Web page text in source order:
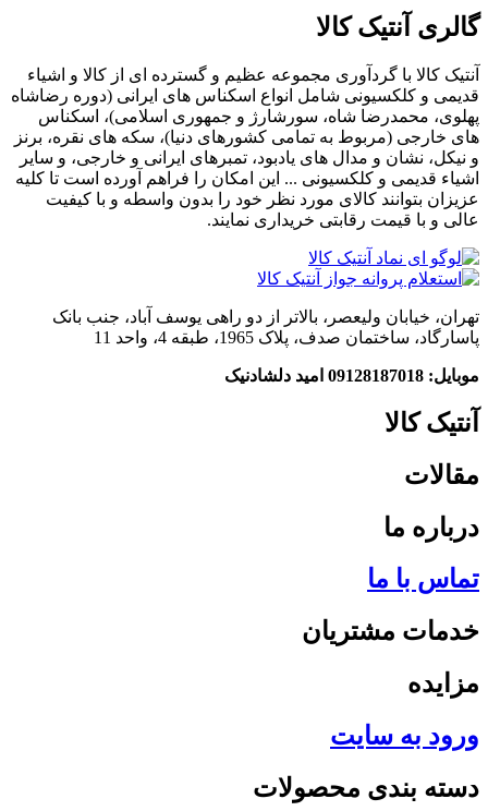
گالری آنتیک کالا
آنتیک کالا با گردآوری مجموعه عظیم و گسترده ای از کالا و اشیاء
قدیمی و کلکسیونی شامل انواع اسکناس های ایرانی (دوره رضاشاه
پهلوی، محمدرضا شاه، سورشارژ و جمهوری اسلامی)، اسکناس
های خارجی (مربوط به تمامی کشورهای دنیا)، سکه های نقره، برنز
و نیکل، نشان و مدال های یادبود، تمبرهای ایرانی و خارجی، و سایر
اشیاء قدیمی و کلکسیونی ... این امکان را فراهم آورده است تا کلیه
عزیزان بتوانند کالای مورد نظر خود را بدون واسطه و با کیفیت
عالی و با قیمت رقابتی خریداری نمایند.
تهران، خیابان ولیعصر، بالاتر از دو راهی یوسف آباد، جنب بانک
پاسارگاد، ساختمان صدف، پلاک 1965، طبقه 4، واحد 11
موبایل: 09128187018 امید دلشادنیک
آنتیک کالا
مقالات
درباره ما
تماس با ما
خدمات مشتریان
مزایده
ورود به سایت
دسته بندی محصولات